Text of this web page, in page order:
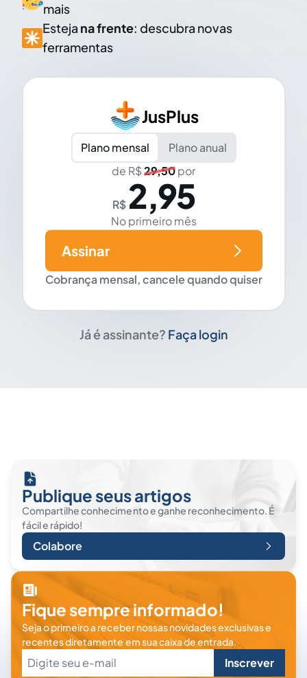
mais
Esteja na frente: descubra novas
ferramentas
JusPlus
Plano mensal
Plano anual
de R$29,50por
R$ 2,95
No primeiro mês
Cobrança mensal, cancele quando quiser
Assinar
Já é assinante? Faça login
Publique seus artigos
Compartilhe conhecimento e ganhe reconhecimento. É
fácil e rápido!
Colabore
Fique sempre informado!
Seja o primeiro a receber nossas novidades exclusivas e
recentes diretamente em sua caixa de entrada.
Inscrever